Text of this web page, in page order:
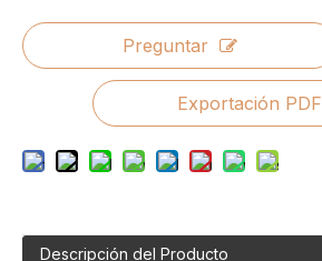
Preguntar
Exportación PDF
Descripción del Producto